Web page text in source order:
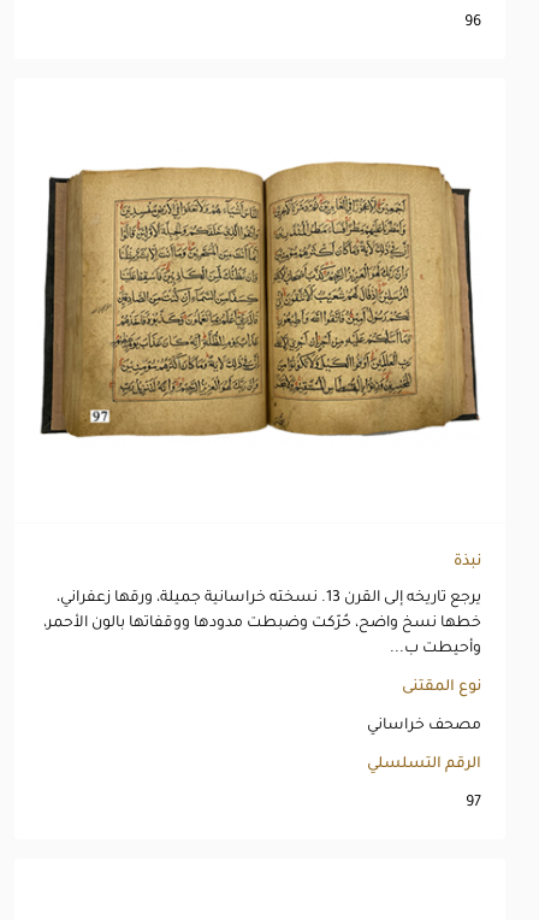
96
نبذة
يرجع تاريخه إلى القرن 13. نسخته خراسانية جميلة، ورقها زعفراني،
خطها نسخ واضح، حُرّكت وضبطت مدودها ووقفاتها بالون الأحمر،
وأحيطت ب...
نوع المقتنى
مصحف خراساني
الرقم التسلسلي
97